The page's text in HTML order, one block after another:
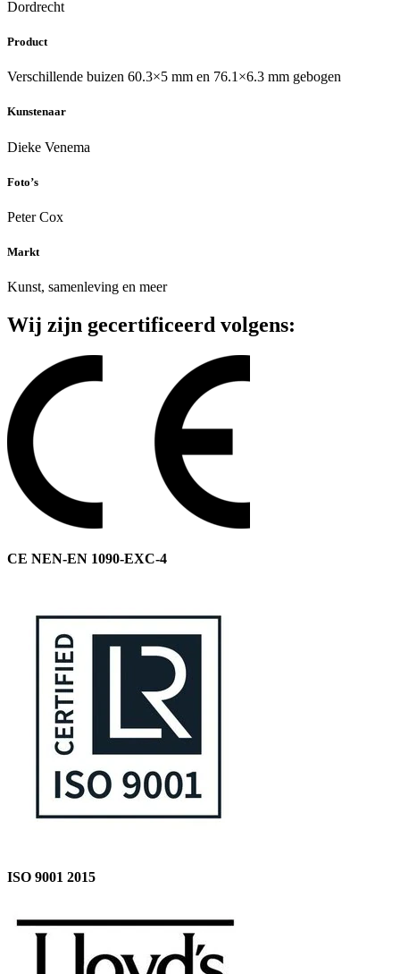
Dordrecht
Product
Verschillende buizen 60.3×5 mm en 76.1×6.3 mm gebogen
Kunstenaar
Dieke Venema
Foto’s
Peter Cox
Markt
Kunst, samenleving en meer
Wij zijn gecertificeerd volgens:
CE NEN-EN 1090-EXC-4
ISO 9001 2015